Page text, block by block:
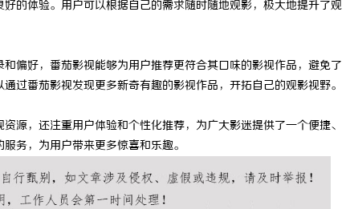
的体验。用户可以根据自己的需求随时随地观影，极大地提升了观
偏好，番茄影视能够为用户推荐更符合其口味的影视作品，避免了
过番茄影视发现更多新奇有趣的影视作品，开拓自己的观影视野。
源，还注重用户体验和个性化推荐，为广大影迷提供了一个便捷、
务，为用户带来更多惊喜和乐趣。
软件开发商，究竟藏着 商标购买：即买即用，规避侵权风险